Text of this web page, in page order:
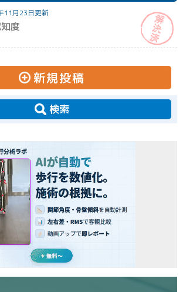
11月23日更新
度
新規投稿
検索